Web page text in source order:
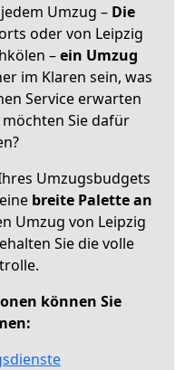
Umzug – Die
oder von Leipzig
–ein Umzug
im Klaren sein, was
Service erwarten
möchten Sie dafür
Umzugsbudgets
breite Palette an
Umzug von Leipzig
Sie die volle
können Sie